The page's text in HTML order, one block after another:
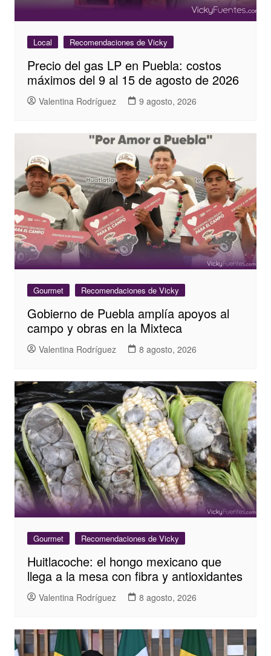
Local Recomendaciones de Vicky
Precio del gas LP en Puebla: costos
máximos del 9 al 15 de agosto de 2026
Valentina Rodríguez 9 agosto, 2026
Gourmet Recomendaciones de Vicky
Gobierno de Puebla amplía apoyos al
campo y obras en la Mixteca
Valentina Rodríguez 8 agosto, 2026
Gourmet Recomendaciones de Vicky
Huitlacoche: el hongo mexicano que
llega a la mesa con fibra y antioxidantes
Valentina Rodríguez 8 agosto, 2026